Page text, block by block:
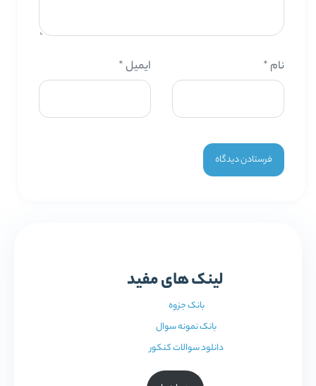
نام * ایمیل*
لینک های مفید
بانک جزوه
بانک نمونه سوال
دانلود سوالات کنکور